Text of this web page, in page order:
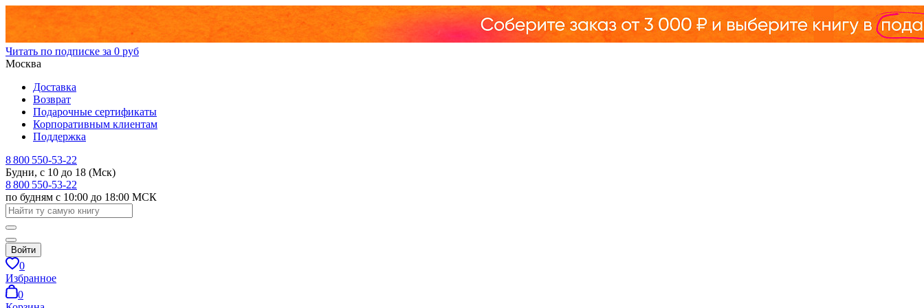
Читать по подписке за 0 руб
Москва
Доставка
Возврат
Подарочные сертификаты
Корпоративным клиентам
Поддержка
8 800 550-53-22
Будни, с 10 до 18 (Мск)
8 800 550-53-22
по будням с 10:00 до 18:00 МСК
Войти
0
Избранное
0